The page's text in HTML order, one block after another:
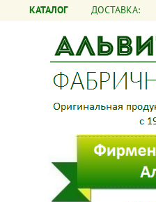
КАТАЛОГ ДОСТАВКА: